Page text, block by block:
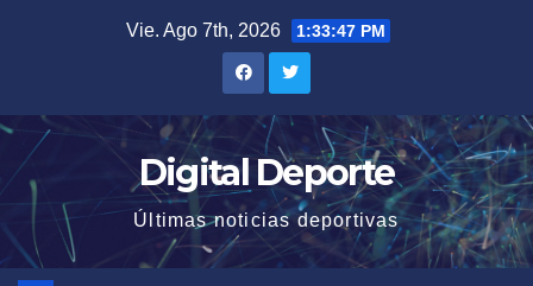
Vie. Ago 7th, 2026 1:33:48 PM
Digital Deporte
Últimas noticias deportivas